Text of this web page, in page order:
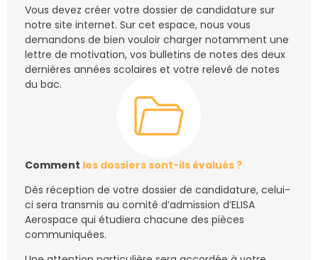
Vous devez créer votre dossier de candidature sur
notre site internet. Sur cet espace, nous vous
demandons de bien vouloir charger notamment une
lettre de motivation, vos bulletins de notes des deux
dernières années scolaires et votre relevé de notes
du bac.
Comment les dossiers sont-ils évalués ?
Dès réception de votre dossier de candidature, celui-
ci sera transmis au comité d’admission d’ELISA
Aerospace qui étudiera chacune des pièces
communiquées.